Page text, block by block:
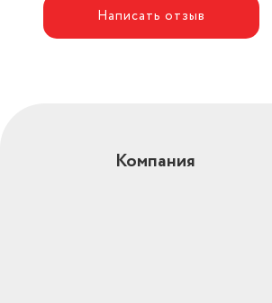
Написать отзыв
Компания